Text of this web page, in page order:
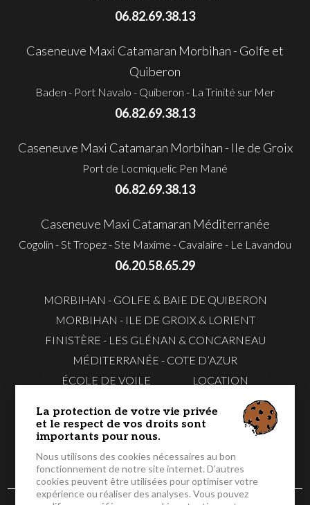
06.82.69.38.13
Caseneuve Maxi Catamaran Morbihan - Golfe et
Quiberon
Baden - Port Navalo - Quiberon - La Trinité sur Mer
06.82.69.38.13
Caseneuve Maxi Catamaran Morbihan - Ile de Groix
Port de Locmiquelic Pen Mané
06.82.69.38.13
Caseneuve Maxi Catamaran Méditerranée
Cogolin - St Tropez - Ste Maxime - Cavalaire - Le Lavandou
06.20.58.65.29
MORBIHAN - GOLFE & BAIE DE QUIBERON
MORBIHAN - ILE DE GROIX & LORIENT
FINISTÈRE - LES GLÉNAN & CONCARNEAU
MÉDITERRANÉE - COTE D’AZUR
ÉCOLE DE VOILE
LOCATION
TÉLÉCHARGER NOS FLYERS
CONTACTEZ-
NOUS
RÉSERVER EN
La protection de votre vie privée
et le respect de vos droits sont
importants pour nous.
Nous utilisons des cookies nécessaires au bon
fonctionnement de notre site internet. D’autres
cookies peuvent être utilisées pour optimiser votre
expérience ou réaliser des analyses. Vous pouvez